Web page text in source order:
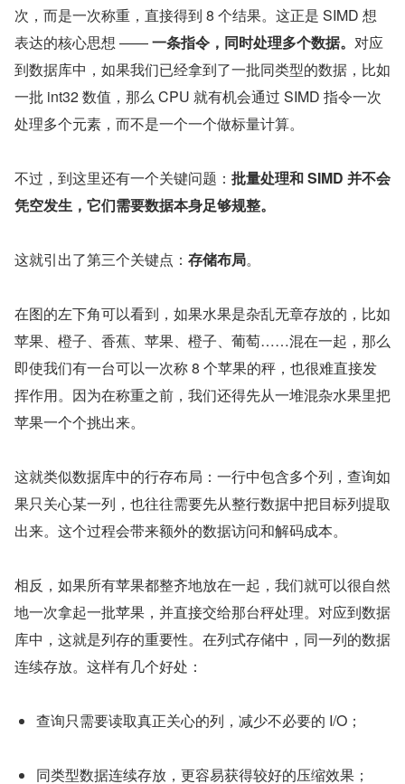
次，而是一次称重，直接得到 8 个结果。这正是 SIMD 想
表达的核心思想 —— 一条指令，同时处理多个数据。 对应
到数据库中，如果我们已经拿到了一批同类型的数据，比如
一批 int32 数值，那么 CPU 就有机会通过 SIMD 指令一次
处理多个元素，而不是一个一个做标量计算。
不过，到这里还有一个关键问题： 批量处理和 SIMD 并不会
凭空发生，它们需要数据本身足够规整。
这就引出了第三个关键点： 存储布局。
在图的左下角可以看到，如果水果是杂乱无章存放的，比如
苹果、橙子、香蕉、苹果、橙子、葡萄……混在一起，那么
即使我们有一台可以一次称 8 个苹果的秤，也很难直接发
挥作用。因为在称重之前，我们还得先从一堆混杂水果里把
苹果一个个挑出来。
这就类似数据库中的行存布局：一行中包含多个列，查询如
果只关心某一列，也往往需要先从整行数据中把目标列提取
出来。这个过程会带来额外的数据访问和解码成本。
相反，如果所有苹果都整齐地放在一起，我们就可以很自然
地一次拿起一批苹果，并直接交给那台秤处理。对应到数据
库中，这就是列存的重要性。在列式存储中，同一列的数据
连续存放。这样有几个好处：
查询只需要读取真正关心的列，减少不必要的 I/O；
同类型数据连续存放，更容易获得较好的压缩效果；